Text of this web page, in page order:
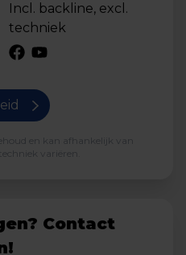
Incl. backline, excl.
techniek
en kan afhankelijk van
variëren.
Contact